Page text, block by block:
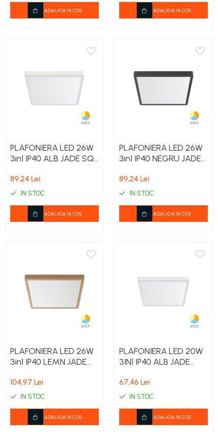
ADAUGA IN COS ADAUGA IN COS
PLAFONIERA LED 26W
3in1 IP40 ALB JADE SQR
89,24 Lei
IN STOC
ADAUGA IN COS
PLAFONIERA LED 26W
3in1 IP40 NEGRU JADE
89,24 Lei
IN STOC
ADAUGA IN COS
PLAFONIERA LED 26W
3in1 IP40 LEMN JADE
104,97 Lei
IN STOC
ADAUGA IN COS
PLAFONIERA LED 20W
3IN1 IP40 ALB JADE
67,46 Lei
IN STOC
ADAUGA IN COS